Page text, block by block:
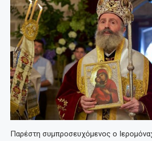
Παρέστη συμπροσευχόμενος ο